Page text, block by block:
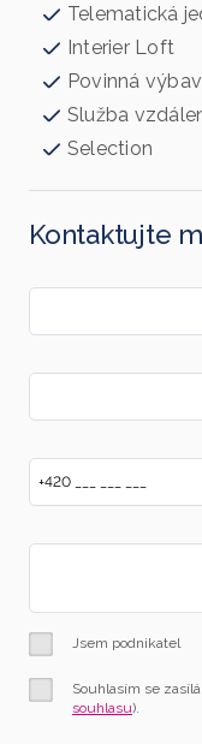
Telematická
Interier Loft
Povinná
Služba
Selection
Kontaktujte
Jsem podnikatel
Souhlasím se
souhlasu).